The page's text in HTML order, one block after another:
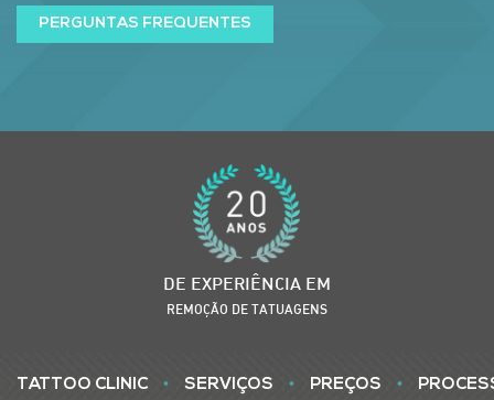
PERGUNTAS FREQUENTES
DE EXPERIÊNCIA EM
REMOÇÃO DE TATUAGENS
TATTOO CLINIC • SERVIÇOS • PREÇOS •